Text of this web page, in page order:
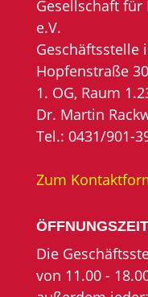
Gesellschaft für
e.V.
Geschäftsstelle
Hopfenstraße
1. OG, Raum
Dr. Martin
Tel.: 0431/901-
Zum
Die
von 11.00 -